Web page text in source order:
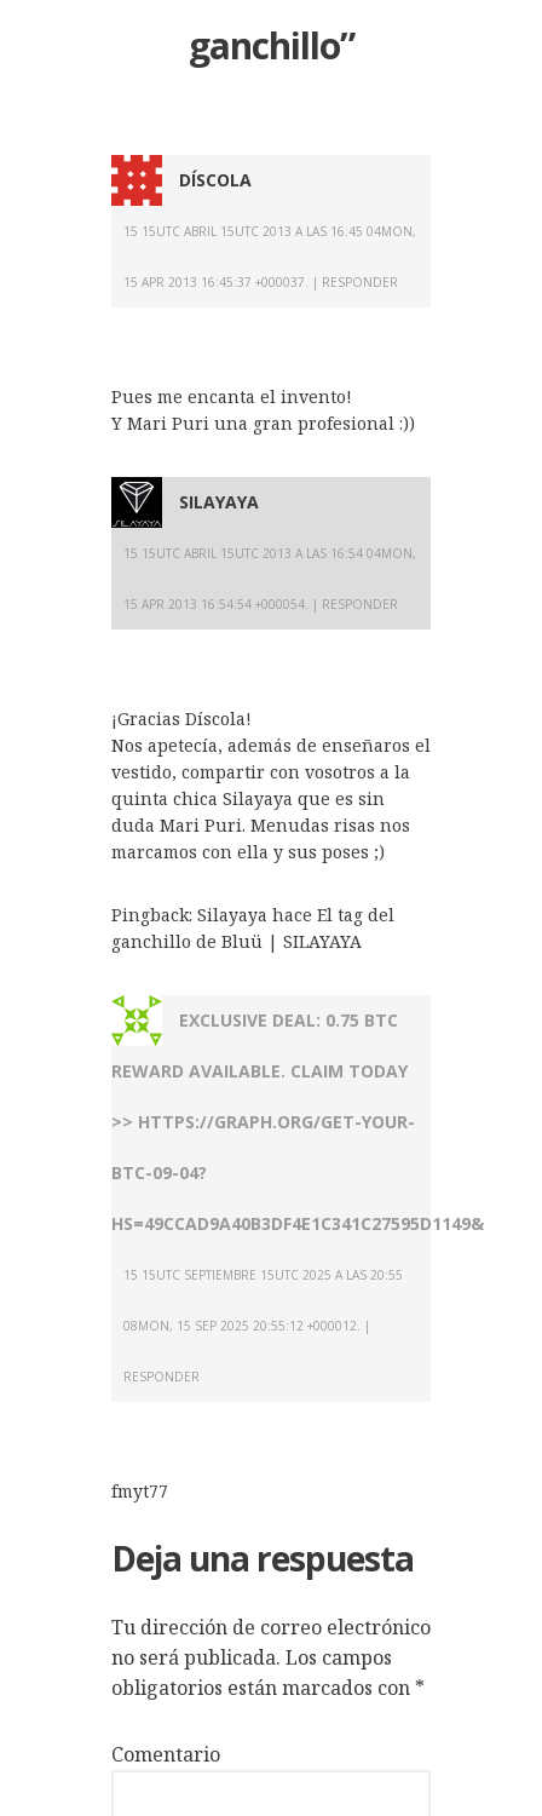
ganchillo”
DÍSCOLA
15 15UTC ABRIL 15UTC 2013 A LAS 16:45 04MON,
15 APR 2013 16:45:37 +000037. RESPONDER
Pues me encanta el invento!
Y Mari Puri una gran profesional :))
SILAYAYA
15 15UTC ABRIL 15UTC 2013 A LAS 16:54 04MON,
15 APR 2013 16:54:54 +000054. RESPONDER
¡Gracias Díscola!
Nos apetecía, además de enseñaros el
vestido, compartir con vosotros a la
quinta chica Silayaya que es sin
duda Mari Puri. Menudas risas nos
marcamos con ella y sus poses ;)
Pingback: Silayaya hace El tag del
ganchillo de Bluü | SILAYAYA
EXCLUSIVE DEAL: 0.75 BTC
REWARD AVAILABLE. CLAIM TODAY
>> HTTPS://GRAPH.ORG/GET-YOUR-
BTC-09-04?
HS=49CCAD9A40B3DF4E1C341C27595D1149&
15 15UTC SEPTIEMBRE 15UTC 2025 A LAS 20:55
08MON, 15 SEP 2025 20:55:12 +000012.
RESPONDER
fmyt77
Deja una respuesta
Tu dirección de correo electrónico
no será publicada. Los campos
obligatorios están marcados con *
Comentario